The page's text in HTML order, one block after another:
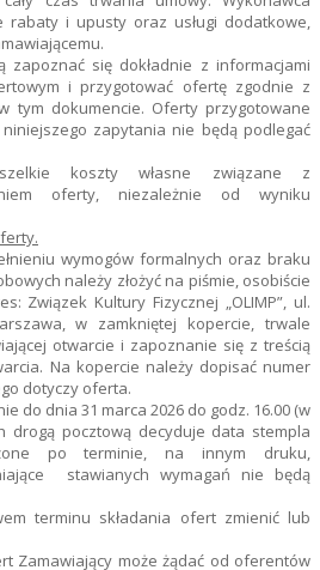
rabaty i upusty oraz usługi dodatkowe,
zapoznać się dokładnie z informacjami
i przygotować ofertę zgodnie z
tym dokumencie. Oferty przygotowane
zapytania nie będą podlegać
koszty własne związane z
oferty, niezależnie od wyniku
wymogów formalnych oraz braku
należy złożyć na piśmie, osobiście
Związek Kultury Fizycznej „OLIMP”, ul.
w zamkniętej kopercie, trwale
otwarcie i zapoznanie się z treścią
Na kopercie należy dopisać numer
dotyczy oferta.
do dnia 31 marca 2026 do godz. 16.00 (w
drogą pocztową decyduje data stempla
po terminie, na innym druku,
stawianych wymagań nie będą
terminu składania ofert zmienić lub
Zamawiający może żądać od oferentów